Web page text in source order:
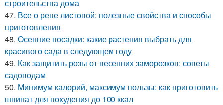
строительства дома
47. Все о репе листовой: полезные свойства и способы
приготовления
48. Осенние посадки: какие растения выбрать для
красивого сада в следующем году
49. Как защитить розы от весенних заморозков: советы
садоводам
50. Минимум калорий, максимум пользы: как приготовить
шпинат для похудения до 100 ккал